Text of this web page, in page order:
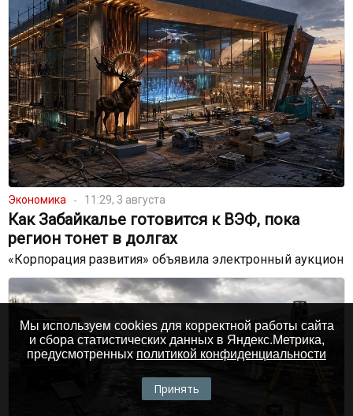
Экономика 11:29, 3 августа
Как Забайкалье готовится к ВЭФ, пока
регион тонет в долгах
«Корпорация развития» объявила электронный аукцион
Мы используем cookies для корректной работы сайта
и сбора статистических данных в Яндекс.Метрика,
предусмотренных политикой конфиденциальности
Принять